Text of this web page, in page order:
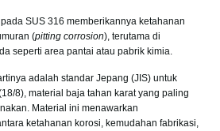
SUS 316 memberikannya ketahanan
(pitting corrosion), terutama di
seperti area pantai atau pabrik kimia.
adalah standar Jepang (JIS) untuk
8), material baja tahan karat yang paling
Material ini menawarkan
ketahanan korosi, kemudahan fabrikasi,